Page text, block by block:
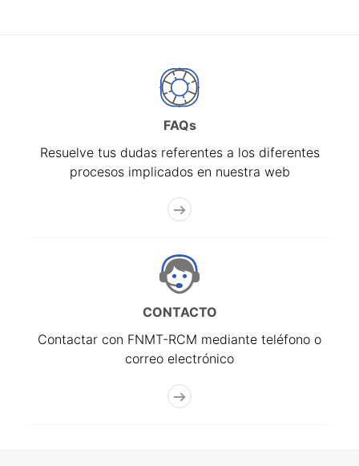
FAQs
Resuelve tus dudas referentes a los diferentes
procesos implicados en nuestra web
CONTACTO
Contactar con FNMT-RCM mediante teléfono o
correo electrónico